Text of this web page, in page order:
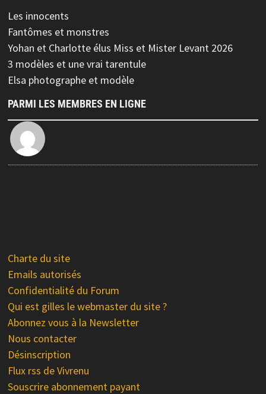
Les innocents
Fantômes et monstres
Yohan et Charlotte élus Miss et Mister Levant 2026
3 modèles et une vrai tarentule
Elsa photographe et modèle
PARMI LES MEMBRES EN LIGNE
Charte du site
Emails autorisés
Confidentialité du Forum
Qui est gilles le webmaster du site ?
Abonnez vous à la Newsletter
Nous contacter
Désinscription
Flux rss de Vivrenu
Souscrire abonnement payant